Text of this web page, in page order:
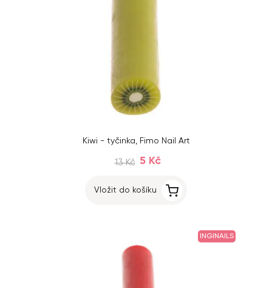
Kiwi - tyčinka, Fimo Nail Art
13 Kč 5 Kč
Vložit do košíku
INGINAILS